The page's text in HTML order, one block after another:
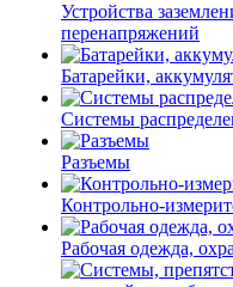
Устройства
перенапряжений
Батарейки,
Системы
Разъемы
Контрольно-
Рабочая одежда,